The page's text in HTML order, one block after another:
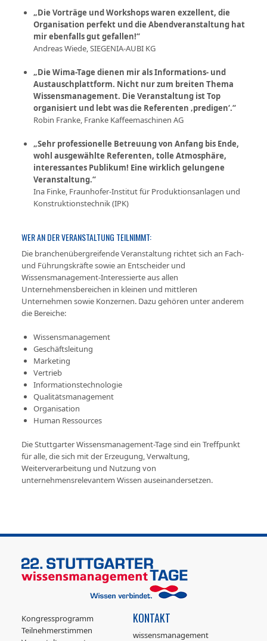
„Die Vorträge und Workshops waren exzellent, die
Organisation perfekt und die Abendveranstaltung hat
mir ebenfalls gut gefallen!“
Andreas Wiede, SIEGENIA-AUBI KG
„Die Wima-Tage dienen mir als Informations- und
Austauschplattform. Nicht nur zum breiten Thema
Wissensmanagement. Die Veranstaltung ist Top
organisiert und lebt was die Referenten ‚predigen‘.“
Robin Franke, Franke Kaffeemaschinen AG
„Sehr professionelle Betreuung von Anfang bis Ende,
wohl ausgewählte Referenten, tolle Atmosphäre,
interessantes Publikum! Eine wirklich gelungene
Veranstaltung.“
Ina Finke, Fraunhofer-Institut für Produktionsanlagen und
Konstruktionstechnik (IPK)
WER AN DER VERANSTALTUNG TEILNIMMT:
Die branchenübergreifende Veranstaltung richtet sich an Fach-
und Führungskräfte sowie an Entscheider und
Wissensmanagement-Interessierte aus allen
Unternehmensbereichen in kleinen und mittleren
Unternehmen sowie Konzernen. Dazu gehören unter anderem
die Bereiche:
Wissensmanagement
Geschäftsleitung
Marketing
Vertrieb
Informationstechnologie
Qualitätsmanagement
Organisation
Human Ressources
Die Stuttgarter Wissensmanagement-Tage sind ein Treffpunkt
für alle, die sich mit der Erzeugung, Verwaltung,
Weiterverarbeitung und Nutzung von
unternehmensrelevantem Wissen auseinandersetzen.
Kongressprogramm
Teilnehmerstimmen
KONTAKT
wissensmanagement